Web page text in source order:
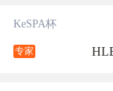
KeSPA杯
专家